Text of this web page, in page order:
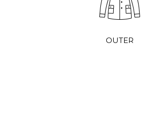
OUTER